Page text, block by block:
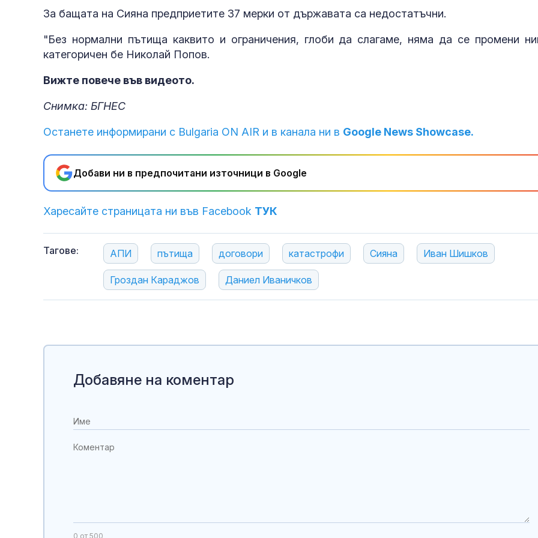
За бащата на Сияна предприетите 37 мерки от държавата са недостатъчни.
"Без нормални пътища каквито и ограничения, глоби да слагаме, няма да се промени
категоричен бе Николай Попов.
Вижте повече във видеото.
Снимка: БГНЕС
Останете информирани с Bulgaria ON AIR и в канала ни в Google News Showcase.
Добави ни в предпочитани източници в Google
Харесайте страницата ни във Facebook ТУК
Тагове: АПИ пътища договори катастрофи Сияна Иван Шишков
Гроздан Караджов Даниел Иваничков
Добавяне на коментар
0 от 500